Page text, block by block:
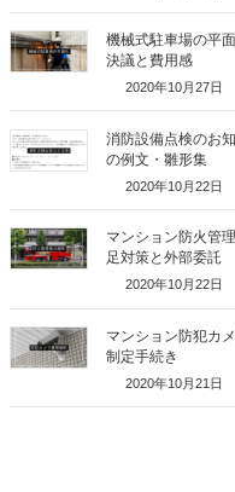
機械式駐車場の平
決議と費用感
2020年10月27日
消防設備点検のお
の例文・雛形集
2020年10月22日
マンション防火管
足対策と外部委託
2020年10月22日
マンション防犯カ
制定手続き
2020年10月21日